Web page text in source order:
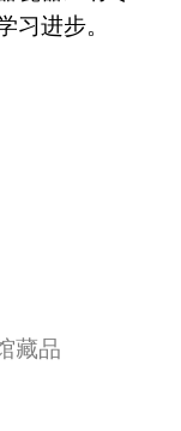
习进步。
藏品